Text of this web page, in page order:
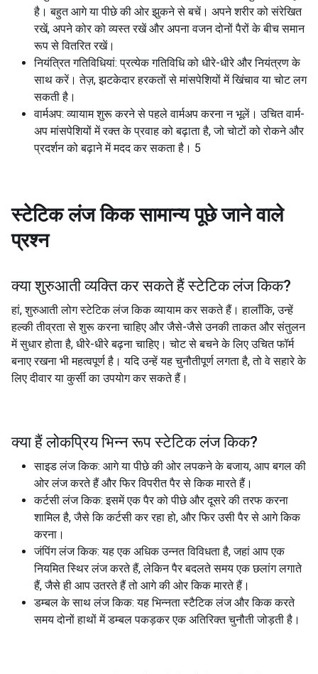
है। बहुत आगे या पीछे की ओर झुकने से बचें। अपने शरीर को संरेखित
रखें, अपने कोर को व्यस्त रखें और अपना वजन दोनों पैरों के बीच समान
रूप से वितरित रखें।
नियंत्रित गतिविधियां: प्रत्येक गतिविधि को धीरे-धीरे और नियंत्रण के
साथ करें। तेज़, झटकेदार हरकतों से मांसपेशियों में खिंचाव या चोट लग
सकती है।
वार्मअप: व्यायाम शुरू करने से पहले वार्मअप करना न भूलें। उचित वार्म-
अप मांसपेशियों में रक्त के प्रवाह को बढ़ाता है, जो चोटों को रोकने और
प्रदर्शन को बढ़ाने में मदद कर सकता है। 5
स्टेटिक लंज किक सामान्य पूछे जाने वाले
प्रश्न
क्या शुरुआती व्यक्ति कर सकते हैं स्टेटिक लंज किक?
हां, शुरुआती लोग स्टेटिक लंज किक व्यायाम कर सकते हैं। हालाँकि, उन्हें
हल्की तीव्रता से शुरू करना चाहिए और जैसे-जैसे उनकी ताकत और संतुलन
में सुधार होता है, धीरे-धीरे बढ़ना चाहिए। चोट से बचने के लिए उचित फॉर्म
बनाए रखना भी महत्वपूर्ण है। यदि उन्हें यह चुनौतीपूर्ण लगता है, तो वे सहारे के
लिए दीवार या कुर्सी का उपयोग कर सकते हैं।
क्या हैं लोकप्रिय भिन्न रूप स्टेटिक लंज किक?
साइड लंज किक: आगे या पीछे की ओर लपकने के बजाय, आप बगल की
ओर लंज करते हैं और फिर विपरीत पैर से किक मारते हैं।
कर्टसी लंज किक: इसमें एक पैर को पीछे और दूसरे की तरफ करना
शामिल है, जैसे कि कर्टसी कर रहा हो, और फिर उसी पैर से आगे किक
करना।
जंपिंग लंज किक: यह एक अधिक उन्नत विविधता है, जहां आप एक
नियमित स्थिर लंज करते हैं, लेकिन पैर बदलते समय एक छलांग लगाते
हैं, जैसे ही आप उतरते हैं तो आगे की ओर किक मारते हैं।
डम्बल के साथ लंज किक: यह भिन्नता स्टैटिक लंज और किक करते
समय दोनों हाथों में डम्बल पकड़कर एक अतिरिक्त चुनौती जोड़ती है।